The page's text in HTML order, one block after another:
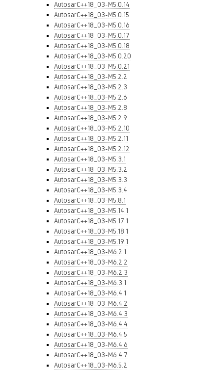
AutosarC++18_03-M5.0.14
AutosarC++18_03-M5.0.15
AutosarC++18_03-M5.0.16
AutosarC++18_03-M5.0.17
AutosarC++18_03-M5.0.18
AutosarC++18_03-M5.0.20
AutosarC++18_03-M5.0.21
AutosarC++18_03-M5.2.2
AutosarC++18_03-M5.2.3
AutosarC++18_03-M5.2.6
AutosarC++18_03-M5.2.8
AutosarC++18_03-M5.2.9
AutosarC++18_03-M5.2.10
AutosarC++18_03-M5.2.11
AutosarC++18_03-M5.2.12
AutosarC++18_03-M5.3.1
AutosarC++18_03-M5.3.2
AutosarC++18_03-M5.3.3
AutosarC++18_03-M5.3.4
AutosarC++18_03-M5.8.1
AutosarC++18_03-M5.14.1
AutosarC++18_03-M5.17.1
AutosarC++18_03-M5.18.1
AutosarC++18_03-M5.19.1
AutosarC++18_03-M6.2.1
AutosarC++18_03-M6.2.2
AutosarC++18_03-M6.2.3
AutosarC++18_03-M6.3.1
AutosarC++18_03-M6.4.1
AutosarC++18_03-M6.4.2
AutosarC++18_03-M6.4.3
AutosarC++18_03-M6.4.4
AutosarC++18_03-M6.4.5
AutosarC++18_03-M6.4.6
AutosarC++18_03-M6.4.7
AutosarC++18_03-M6.5.2